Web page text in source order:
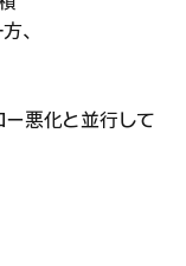
、
悪化と並行して